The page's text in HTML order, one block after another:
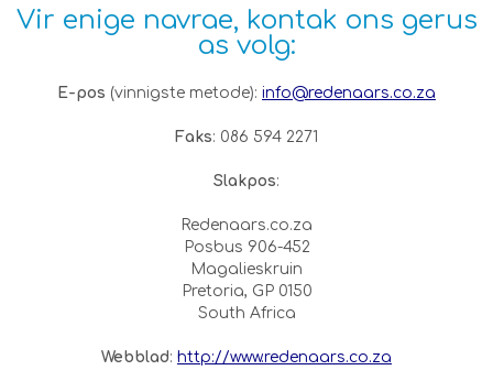
Vir enige navrae, kontak ons gerus
as volg:
E-pos (vinnigste metode): info@redenaars.co.za
Faks: 086 594 2271
Slakpos:
Redenaars.co.za
Posbus 906-452
Magalieskruin
Pretoria, GP 0150
South Africa
Webblad: http://www.redenaars.co.za